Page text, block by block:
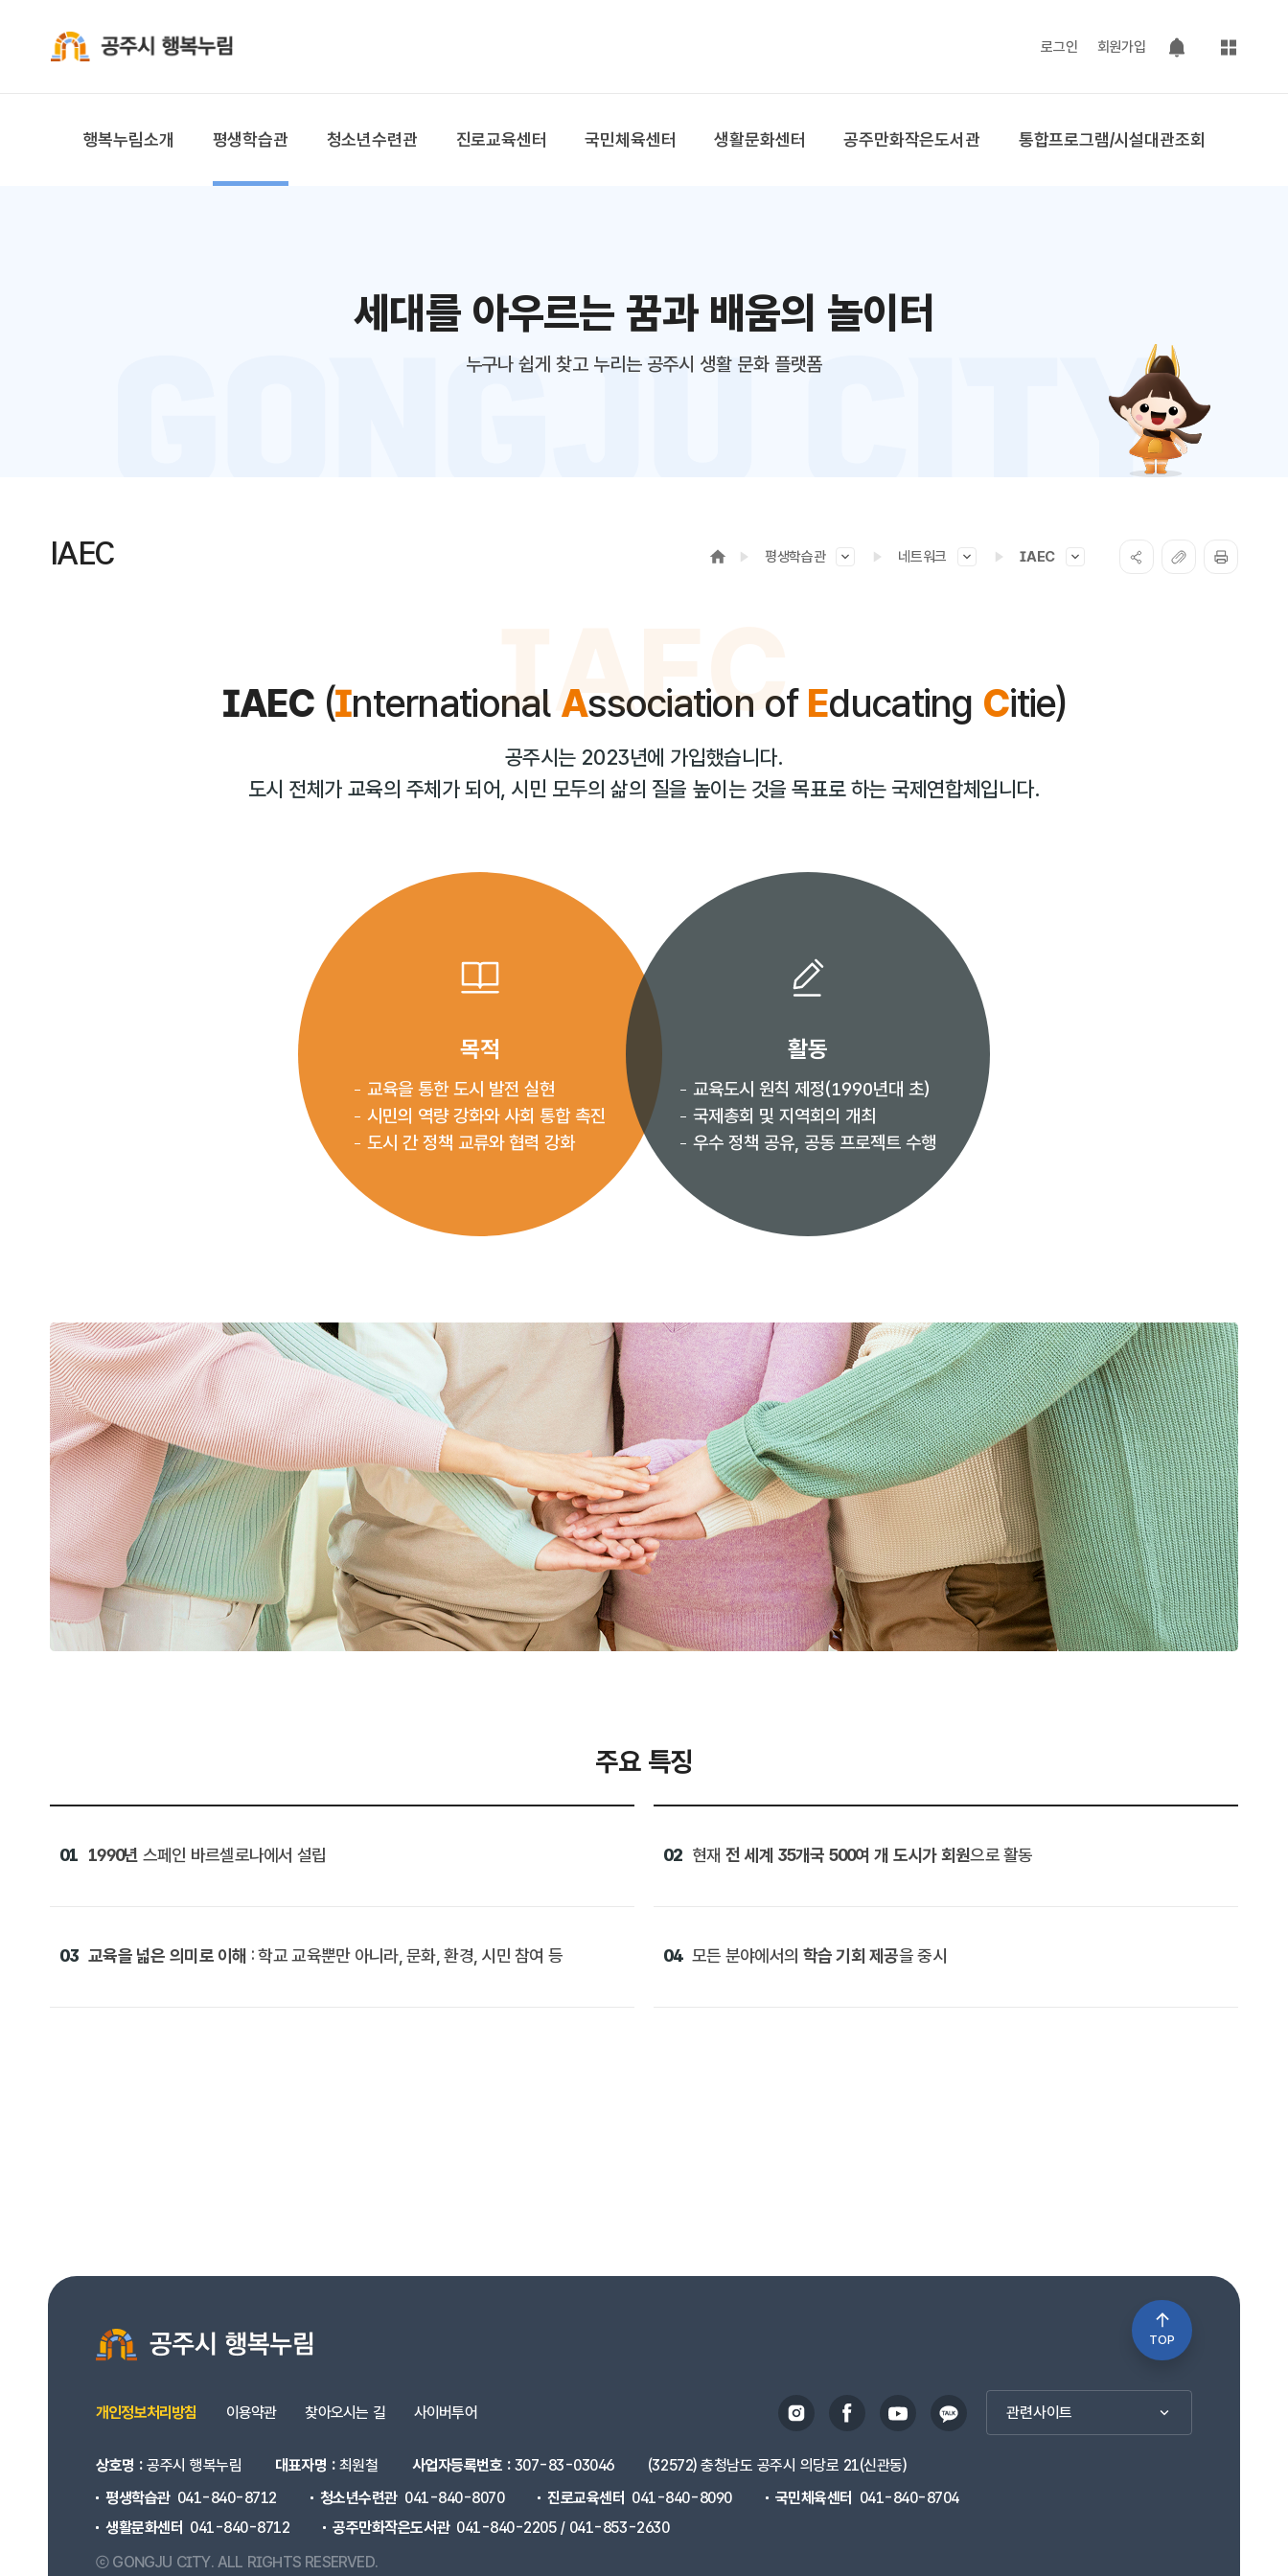
로그인 회원가입
팝업 열기
사이트맵
행복누림소개 평생학습관 청소년수련관 진로교육센터 국민체육센터 생활문화센터 공주만화작은도서관 통합프로그램/시설대관조회
세대를 아우르는 꿈과 배움의 놀이터
누구나 쉽게 찾고 누리는 공주시 생활 문화 플랫폼
IAEC 평생학습관 네트워크 IAEC
IAEC
IAEC (International Association of Educating Citie)
공주시는 2023년에 가입했습니다.
도시 전체가 교육의 주체가 되어, 시민 모두의 삶의 질을 높이는 것을 목표로 하는 국제연합체입니다.
목적
교육을 통한 도시 발전 실현
시민의 역량 강화와 사회 통합 촉진
도시 간 정책 교류와 협력 강화
활동
교육도시 원칙 제정(1990년대 초)
국제총회 및 지역회의 개최
우수 정책 공유, 공동 프로젝트 수행
주요 특징
01 1990년 스페인 바르셀로나에서 설립 02 현재 전 세계 35개국 500여 개 도시가 회원으로 활동
03 교육을 넓은 의미로 이해 : 학교 교육뿐만 아니라, 문화, 환경, 시민 참여 등 04 모든 분야에서의 학습 기회 제공을 중시
TOP
개인정보처리방침 이용약관 찾아오시는 길 사이버투어 관련사이트
상호명 :공주시 행복누림 대표자명 :최원철 사업자등록번호 :307-83-03046
(32572) 충청남도 공주시 의당로 21(신관동)
평생학습관 041-840-8712 청소년수련관 041-840-8070 진로교육센터 041-840-8090 국민체육센터
041-840-8704
생활문화센터 041-840-8712 공주만화작은도서관 041-840-2205 / 041-853-2630
ⓒ GONGJU CITY. ALL RIGHTS RESERVED.